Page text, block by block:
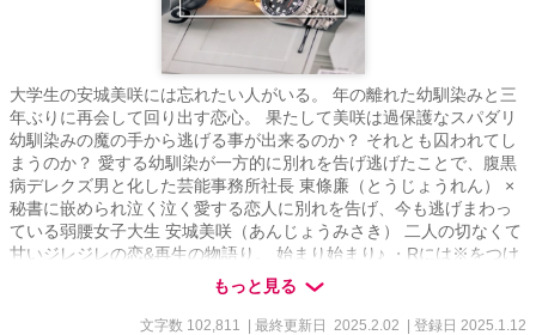
大学生の安城美咲には忘れたい人がいる。 年の離れた幼馴染みと三
年ぶりに再会して回り出す恋心。 果たして美咲は過保護なスパダリ
幼馴染みの魔の手から逃げる事が出来るのか？ それとも囚われてし
まうのか？ 愛する幼馴染が一方的に別れを告げ逃げたことで、腹黒
病デレクズ男と化した芸能事務所社長 東條廉（とうじょうれん） ×
秘書に嵌められ泣く泣く愛する恋人に別れを告げ、今も逃げまわっ
ている弱腰女子大生 安城美咲（あんじょうみさき） 二人の切なくて
甘いジレジレの恋&再生の物語り。 始まり始まり♪ ・Rには※をつけ
ます。 ・同意のないR描写があります。苦手な方はご自衛ください
ませ。（両片思いに伴うすれ違いのため） ※数年前に書いた作品を
大幅に見直し、改稿したものになります。 いくつかエピソードも追
もっと見る
文字数 102,811 | 最終更新日 2025.2.02 | 登録日 2025.1.12